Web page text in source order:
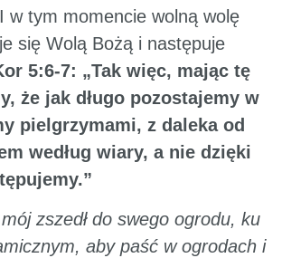
w tym momencie wolną wolę
się Wolą Bożą i następuje
5:6-7: „Tak więc, mając tę
że jak długo pozostajemy w
pielgrzymami, z daleka od
według wiary, a nie dzięki
mój zszedł do swego ogrodu, ku
aby paść w ogrodach i